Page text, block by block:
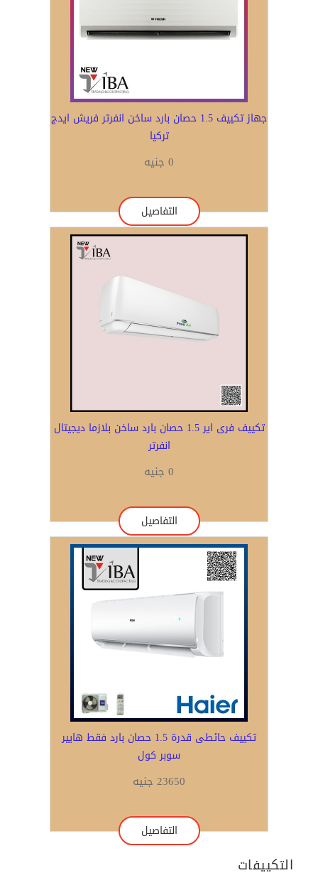
جهاز تكييف 1.5 حصان بارد ساخن انفرتر فريش ايدج
تركيا
0 جنيه
التفاصيل
تكييف فرى اير 1.5 حصان بارد ساخن بلازما ديجيتال
انفرتر
0 جنيه
التفاصيل
تكييف حائطى قدرة 1.5 حصان بارد فقط هايير
سوبر كول
23650 جنيه
التفاصيل
التكييفات